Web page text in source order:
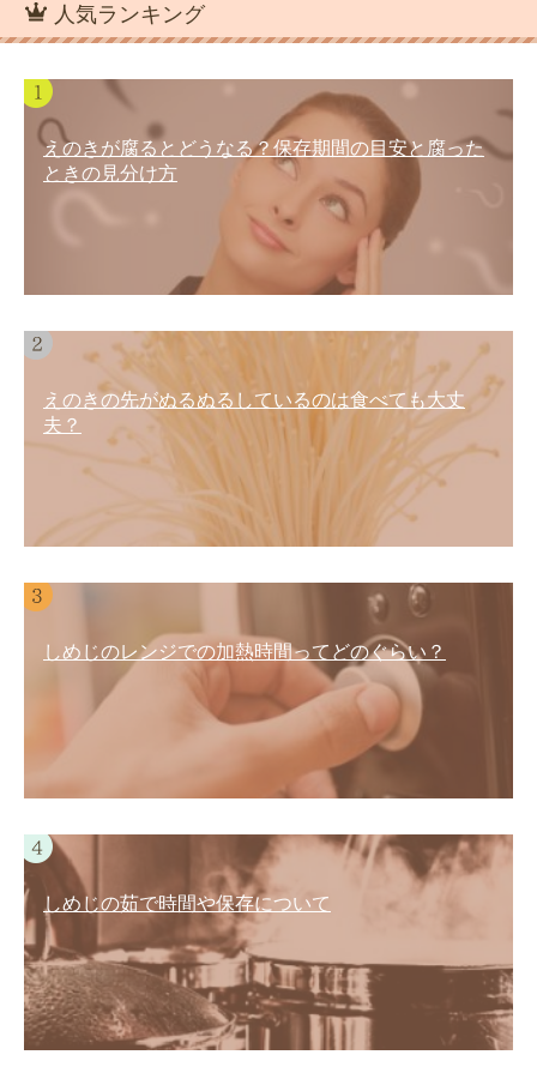
人気ランキング
えのきが腐るとどうなる？保存期間の目安と腐った
ときの見分け方
えのきの先がぬるぬるしているのは食べても大丈
夫？
しめじのレンジでの加熱時間ってどのぐらい？
しめじの茹で時間や保存について